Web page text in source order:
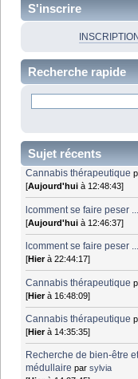
S'inscrire
Recherche rapide
Sujet récents
Cannabis thérapeutique
[Aujourd'hui à 12:48:43]
lcomment se faire peser ...
[Aujourd'hui à 12:46:37]
lcomment se faire peser ...
[Hierà 22:44:17]
Cannabis thérapeutique
[Hierà 16:48:09]
Cannabis thérapeutique
[Hierà 14:35:35]
Recherche de bien-être
médullaire parsylvia